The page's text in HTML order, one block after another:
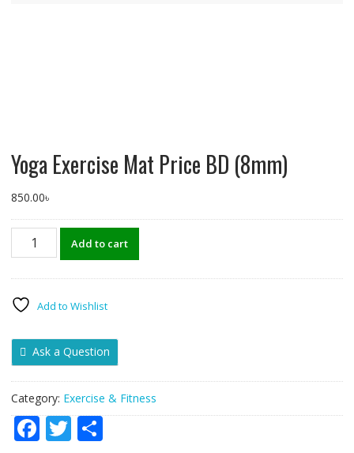
Yoga Exercise Mat Price BD (8mm)
850.00৳
Yoga
BD
quantity
Add to cart
Add to Wishlist
Ask a Question
Category: Exercise & Fitness
F T S